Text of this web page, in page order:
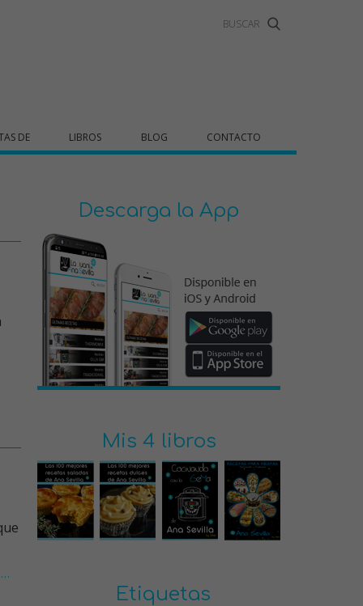
DE LIBROS BLOG CONTACTO
…
Descarga la App
Mis 4 libros
Etiquetas